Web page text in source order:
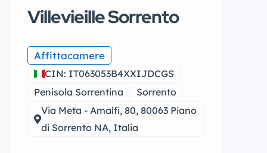
Villevieille Sorrento
Affittacamere
CIN: IT063053B4XXIJDCGS
Penisola Sorrentina
Sorrento
Via Meta - Amalfi, 80, 80063 Piano
di Sorrento NA, Italia